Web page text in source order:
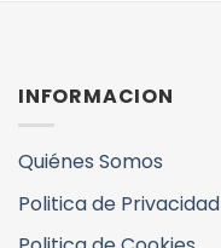
INFORMACION
Quiénes Somos
Politica de Privacidad